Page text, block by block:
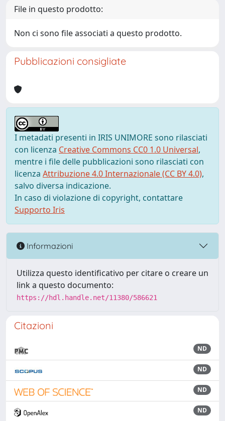
File in questo prodotto:
Non ci sono file associati a questo prodotto.
Pubblicazioni consigliate
I metadati presenti in IRIS UNIMORE sono rilasciati
con licenza Creative Commons CC0 1.0 Universal,
mentre i file delle pubblicazioni sono rilasciati con
licenza Attribuzione 4.0 Internazionale (CC BY 4.0),
salvo diversa indicazione.
In caso di violazione di copyright, contattare
Supporto Iris
Informazioni
Utilizza questo identificativo per citare o creare un
link a questo documento:
https://hdl.handle.net/11380/586621
Citazioni
ND
ND
ND
ND